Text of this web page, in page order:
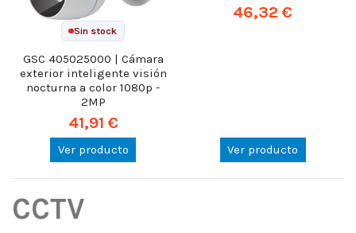
Sin stock
GSC 405025000 | Cámara
exterior inteligente visión
nocturna a color 1080p -
2MP
41,91 €
Ver producto
46,32 €
Ver producto
CCTV